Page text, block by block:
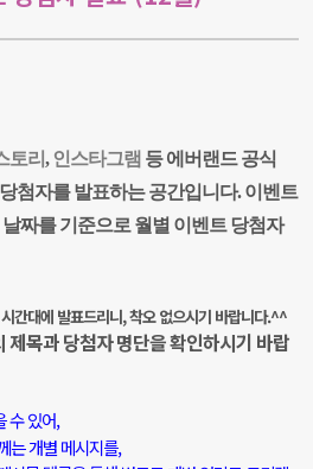
토리, 인스타그램 등 에버랜드 공식
첨자를 발표하는 공간입니다. 이벤트
짜를 기준으로 월별 이벤트 당첨자
간대에 발표드리니, 착오 없으시기 바랍니다.^^
제목과 당첨자 명단을 확인하시기 바랍
수 있어,
는 개별 메시지를,